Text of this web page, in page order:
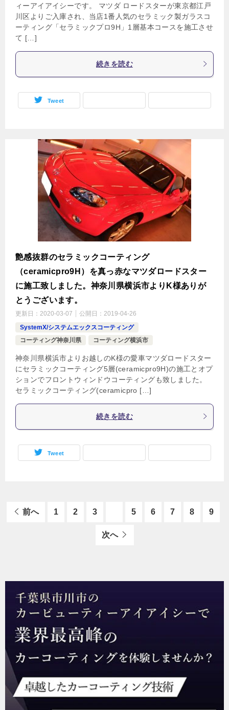
ィーアイアイシーです。 マツダ ロードスターが東京都江戸
川区よりご入庫され、当店1番人気のセラミック製ガラスコ
ーティング「セラミックプロ9H」1層基本コースを施工させ
て […]
続きを読む
Tweet
艶感抜群のセラミックコーティング
（ceramicpro9H）を真っ赤なマツダロードスター
に施工致しました。神奈川県横浜市よりK様ありが
とうございます。
更新日： 2020-03-07 公開日： 2019-04-26
SystemX/システムエックスコーティング
コーティング神奈川県
コーティング横浜市
神奈川県横浜市よりお越しのK様の愛車マツダロードスター
にセラミックコーティング5層(ceramicpro9H)の施工とオプ
ションでフロントウィンドウコーティングも致しました。
セラミックコーティング(ceramicpro […]
続きを読む
Tweet
前へ 1 2 3 5 6 7 8 9
次へ